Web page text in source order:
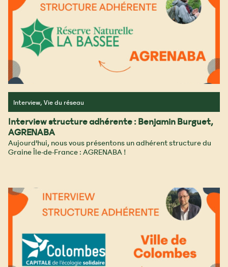
Interview, Vie du réseau
Interview structure adhérente : Benjamin Burguet,
AGRENABA
Aujourd'hui, nous vous présentons un adhérent structure du
Graine Île-de-France : AGRENABA !